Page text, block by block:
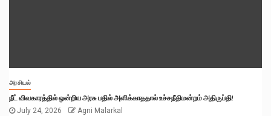
அரசியல்
நீட் விவகாரத்தில் ஒன்றிய அரசு பதில் அளிக்காததால் உச்சநீதிமன்றம் அதிருப்தி!
July 24, 2026
Agni Malarkal